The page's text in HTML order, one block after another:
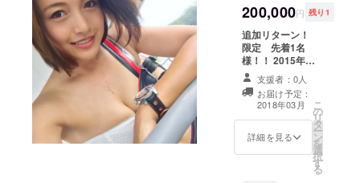
りポス
サイズ2
枚：
レー
サー姿
×1、
レース
クイー
６、合
同写真
５、サイン入り
ポスターA2サイ
ズ2枚：レーサー
姿×1、レースク
イーン姿×1 ６、
合同写真撮影会
参加権利：2018
年2月ごろ開催予
定 ７、いとうり
（非売品） ８、
合同ファンミー
200,000円 残り1
追加リターン！
限定 先着1名
様！！ 2015年
スーパーGTでい
とうりなが着用
した、レースク
イーンコス
チューム その他
１、手書きの便
支援者：0人
お届け予定：
2018年03月
詳細を見る
こ
の
リ
タ
ー
ン
を
選
択
す
る